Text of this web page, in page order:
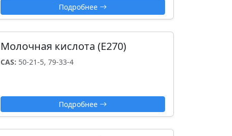
Подробнее
Молочная кислота (E270)
CAS: 50-21-5, 79-33-4
Подробнее